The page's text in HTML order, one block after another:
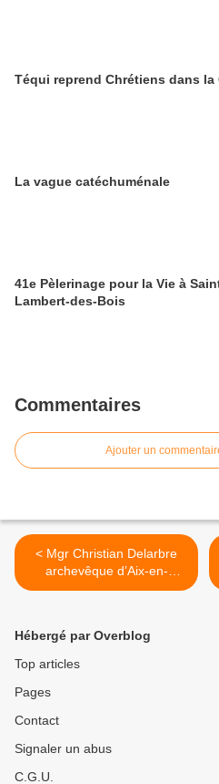
Téqui reprend Chrétiens dans la
La vague catéchuménale
41e Pèlerinage pour la Vie à
Lambert-des-Bois
Commentaires
Ajouter un
< Mgr Christian Delarbre
archevêque d’Aix-en-
Provence et Arles
Hébergé par Overblog
Top articles
Pages
Contact
Signaler un abus
C.G.U.